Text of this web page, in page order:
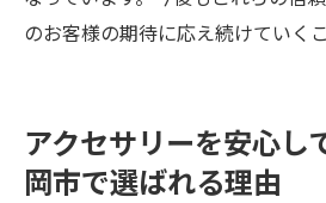
のお客様の期待に応え続けていく
アクセサリーを安心し
岡市で選ばれる理由